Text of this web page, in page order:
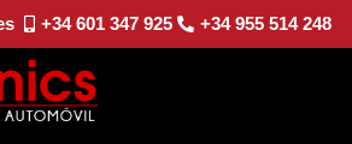
+34 601 347 925 +34 955 514 248